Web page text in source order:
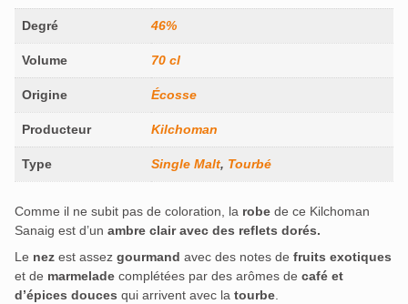
Degré 46%
Volume 70 cl
Origine Écosse
Producteur Kilchoman
Type Single Malt, Tourbé
Comme il ne subit pas de coloration, la robe de ce Kilchoman
Sanaig est d’un ambre clair avec des reflets dorés.
Le nez est assez gourmand avec des notes de fruits exotiques
et de marmelade complétées par des arômes de café et
d’épices douces qui arrivent avec la tourbe.